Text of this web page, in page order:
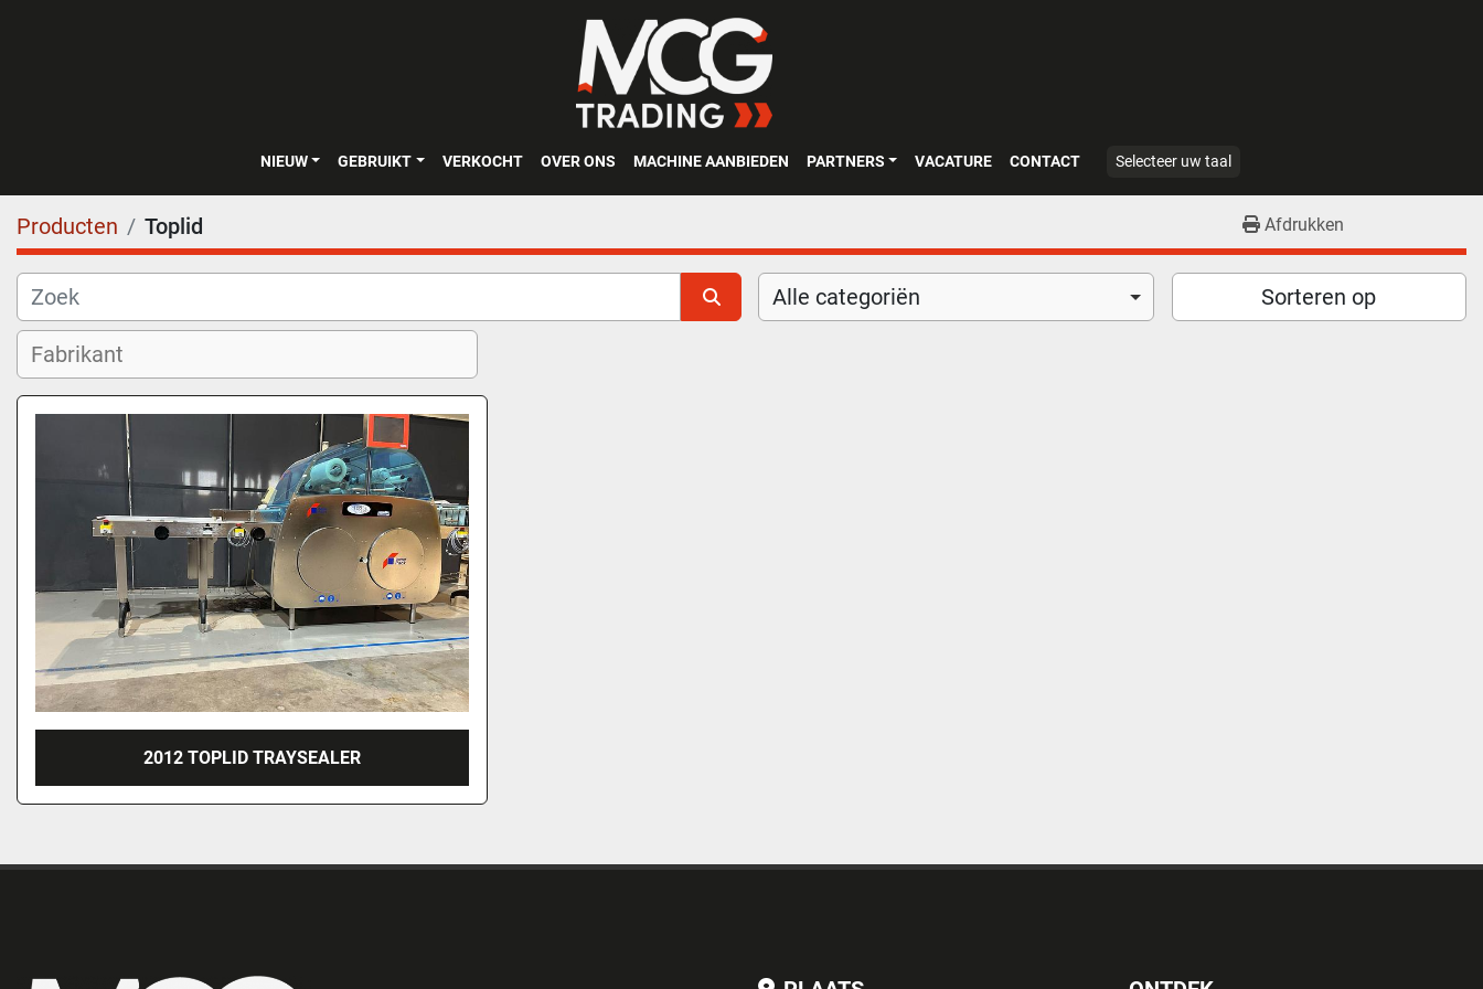
NIEUW GEBRUIKT VERKOCHT OVER ONS MACHINE AANBIEDEN PARTNERS VACATURE CONTACT Selecteer uw taal
Producten Toplid Afdrukken
Alle categoriën Sorteren op
2012 TOPLID TRAYSEALER